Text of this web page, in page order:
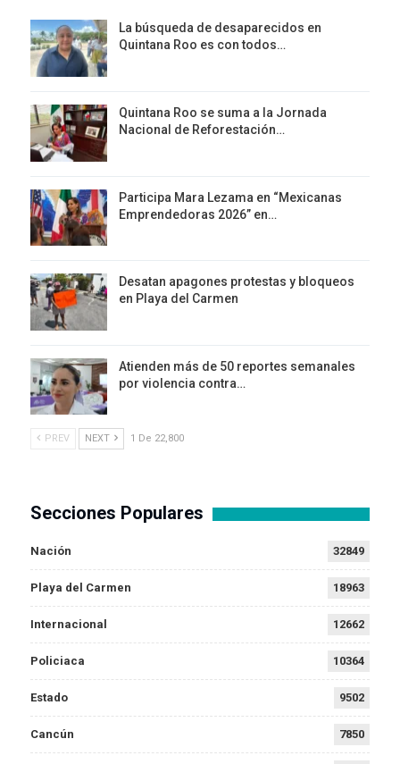
La búsqueda de desaparecidos en
Quintana Roo es con todos…
Quintana Roo se suma a la Jornada
Nacional de Reforestación…
Participa Mara Lezama en “Mexicanas
Emprendedoras 2026” en…
Desatan apagones protestas y bloqueos
en Playa del Carmen
Atienden más de 50 reportes semanales
por violencia contra…
PREV NEXT 1 De 22,800
Secciones Populares
Nación 32849
Playa del Carmen 18963
Internacional 12662
Policiaca 10364
Estado 9502
Cancún 7850